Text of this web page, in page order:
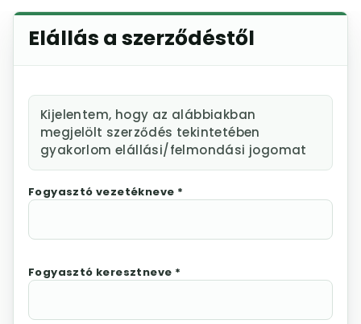
Elállás a szerződéstől
Kijelentem, hogy az alábbiakban
megjelölt szerződés tekintetében
gyakorlom elállási/felmondási jogomat
Fogyasztó vezetékneve *
Fogyasztó keresztneve *